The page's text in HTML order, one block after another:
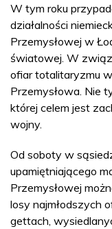
W tym roku
działalności
Przemysłowej w
światowej. W
ofiar totalitaryzmu
Przemysłowa. Nie
której celem jest
wojny.
Od soboty w
upamiętniającego
Przemysłowej
losy najmłodszych
gettach,